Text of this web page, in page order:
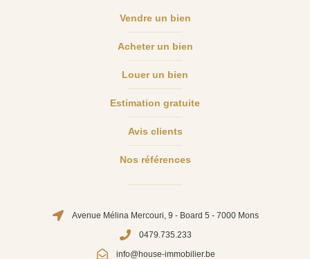
Vendre un bien
Acheter un bien
Louer un bien
Estimation gratuite
Avis clients
Nos références
Avenue Mélina Mercouri, 9 - Board 5 - 7000 Mons
0479.735.233
info@house-immobilier.be